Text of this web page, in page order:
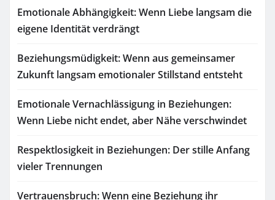
Emotionale Abhängigkeit: Wenn Liebe langsam die
eigene Identität verdrängt
Beziehungsmüdigkeit: Wenn aus gemeinsamer
Zukunft langsam emotionaler Stillstand entsteht
Emotionale Vernachlässigung in Beziehungen:
Wenn Liebe nicht endet, aber Nähe verschwindet
Respektlosigkeit in Beziehungen: Der stille Anfang
vieler Trennungen
Vertrauensbruch: Wenn eine Beziehung ihr